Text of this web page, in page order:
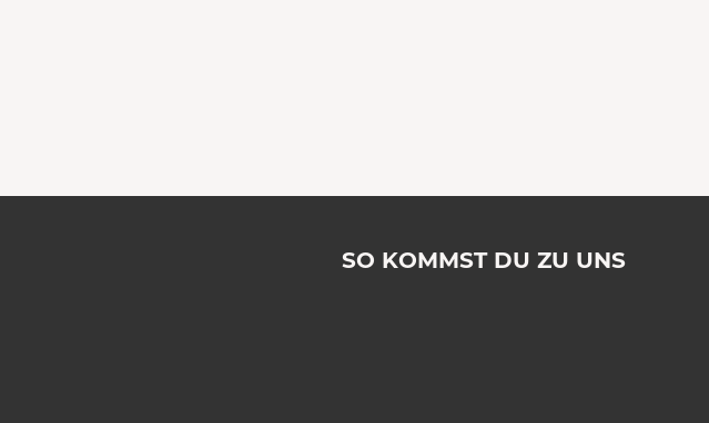
SO KOMMST DU ZU UNS